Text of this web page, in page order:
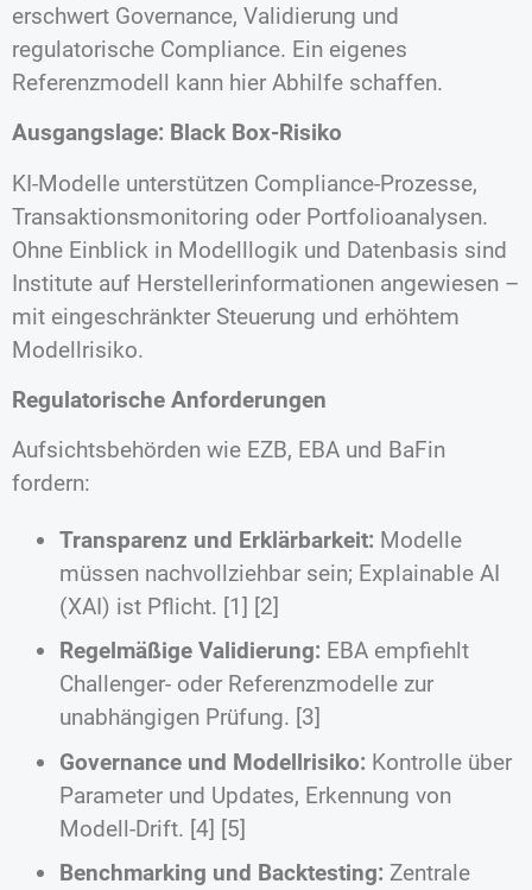
erschwert Governance, Validierung und
regulatorische Compliance. Ein eigenes
Referenzmodell kann hier Abhilfe schaffen.
Ausgangslage: Black Box-Risiko
KI-Modelle unterstützen Compliance-Prozesse,
Transaktionsmonitoring oder Portfolioanalysen.
Ohne Einblick in Modelllogik und Datenbasis sind
Institute auf Herstellerinformationen angewiesen –
mit eingeschränkter Steuerung und erhöhtem
Modellrisiko.
Regulatorische Anforderungen
Aufsichtsbehörden wie EZB, EBA und BaFin
fordern:
Transparenz und Erklärbarkeit: Modelle
müssen nachvollziehbar sein; Explainable AI
(XAI) ist Pflicht. [1] [2]
Regelmäßige Validierung: EBA empfiehlt
Challenger- oder Referenzmodelle zur
unabhängigen Prüfung. [3]
Governance und Modellrisiko: Kontrolle über
Parameter und Updates, Erkennung von
Modell-Drift. [4] [5]
Benchmarking und Backtesting: Zentrale